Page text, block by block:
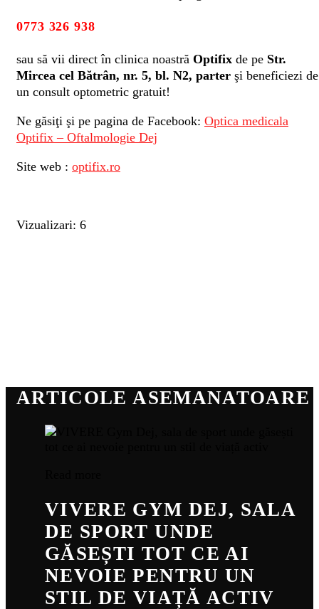
0773 326 938
sau să vii direct în clinica noastră Optifix de pe Str.
Mircea cel Bătrân, nr. 5, bl. N2, parter şi beneficiezi de
un consult optometric gratuit!
Ne găsiţi şi pe pagina de Facebook: Optica medicala
Optifix – Oftalmologie Dej
Site web : optifix.ro
Vizualizari: 6
ARTICOLE ASEMANATOARE
VIVERE GYM DEJ, SALA
DE SPORT UNDE
GĂSEȘTI TOT CE AI
NEVOIE PENTRU UN
STIL DE VIAȚĂ ACTIV